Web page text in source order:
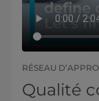
RÉSEAU
Qualité